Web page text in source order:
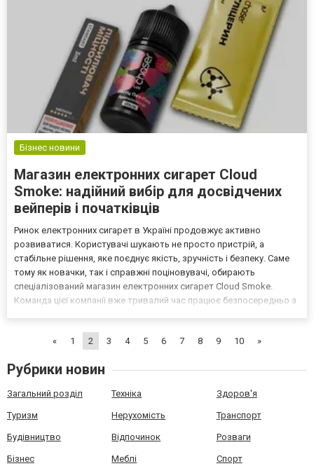
Бізнес новини
Магазин електронних сигарет Cloud
Smoke: надійний вибір для досвідчених
вейперів і початківців
Ринок електронних сигарет в Україні продовжує активно
розвиватися. Користувачі шукають не просто пристрій, а
стабільне рішення, яке поєднує якість, зручність і безпеку. Саме
тому як новачки, так і справжні поціновувачі, обирають
спеціалізований магазин електронних сигарет Cloud Smoke.
Команда цієї компанії вже тривалий час працює безпосередньо з
«
1 2 3 4 5 6 7 8 9 10 »
Рубрики новин
Загальний розділ Техніка Здоров'я
Туризм Нерухомість Транспорт
Будівництво Відпочинок Розваги
Бізнес Меблі Спорт